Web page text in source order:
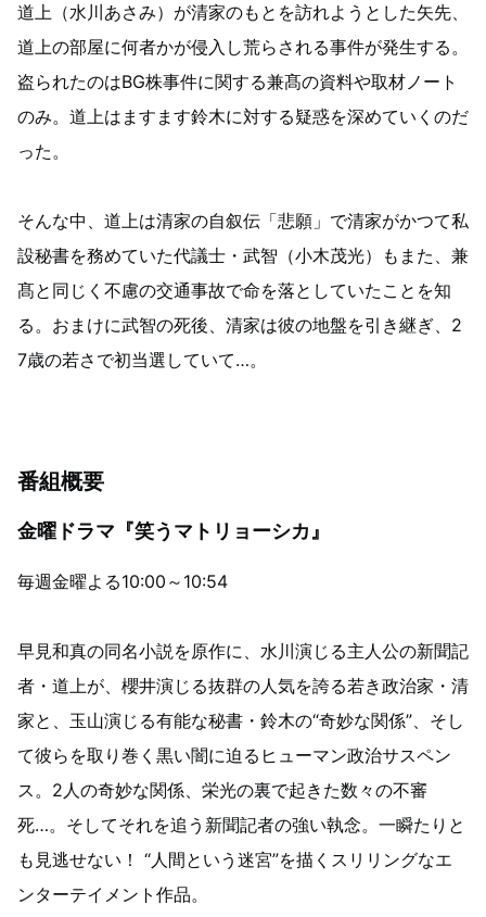
道上（水川あさみ）が清家のもとを訪れようとした矢先、
道上の部屋に何者かが侵入し荒らされる事件が発生する。
盗られたのはBG株事件に関する兼髙の資料や取材ノート
のみ。道上はますます鈴木に対する疑惑を深めていくのだ
った。
そんな中、道上は清家の自叙伝「悲願」で清家がかつて私
設秘書を務めていた代議士・武智（小木茂光）もまた、兼
髙と同じく不慮の交通事故で命を落としていたことを知
る。おまけに武智の死後、清家は彼の地盤を引き継ぎ、2
7歳の若さで初当選していて…。
番組概要
金曜ドラマ『笑うマトリョーシカ』
毎週金曜よる10:00～10:54
早見和真の同名小説を原作に、水川演じる主人公の新聞記
者・道上が、櫻井演じる抜群の人気を誇る若き政治家・清
家と、玉山演じる有能な秘書・鈴木の“奇妙な関係”、そし
て彼らを取り巻く黒い闇に迫るヒューマン政治サスペン
ス。2人の奇妙な関係、栄光の裏で起きた数々の不審
死…。そしてそれを追う新聞記者の強い執念。一瞬たりと
も見逃せない！ “人間という迷宮”を描くスリリングなエ
ンターテイメント作品。